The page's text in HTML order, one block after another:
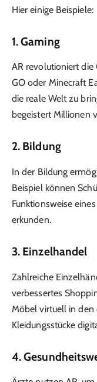
Hier einige Beispiele:
1.Gaming
AR revolutioniert die
GO oder Minecraft
die reale Welt zu
begeistert Millionen
2. Bildung
In der Bildung
Beispiel können
Funktionsweise
erkunden.
3. Einzelhandel
Zahlreiche
verbessertes
Möbel virtuell in den
Kleidungsstücke
4.